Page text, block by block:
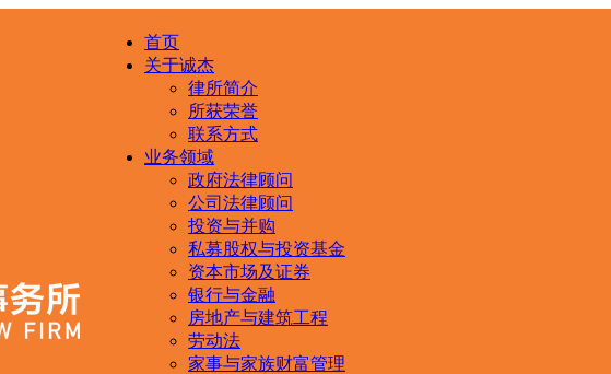
首页
关于诚杰
律所简介
所获荣誉
联系方式
业务领域
政府法律顾问
公司法律顾问
投资与并购
私募股权与投资基金
资本市场及证券
银行与金融
房地产与建筑工程
劳动法
家事与家族财富管理